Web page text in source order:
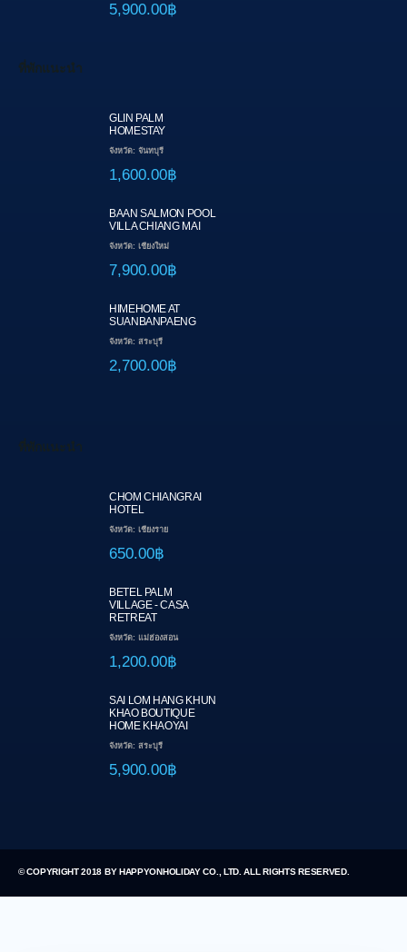
5,900.00฿
ที่พักแนะนำ
GLIN PALM
HOMESTAY
จังหวัด: จันทบุรี
1,600.00฿
BAAN SALMON POOL
VILLA CHIANG MAI
จังหวัด: เชียงใหม่
7,900.00฿
HIMEHOME AT
SUANBANPAENG
จังหวัด: สระบุรี
2,700.00฿
ที่พักแนะนำ
CHOM CHIANGRAI
HOTEL
จังหวัด: เชียงราย
650.00฿
BETEL PALM
VILLAGE - CASA
RETREAT
จังหวัด: แม่ฮ่องสอน
1,200.00฿
SAI LOM HANG KHUN
KHAO BOUTIQUE
HOME KHAOYAI
จังหวัด: สระบุรี
5,900.00฿
© COPYRIGHT 2018 BY HAPPYONHOLIDAY CO., LTD. ALL RIGHTS RESERVED.